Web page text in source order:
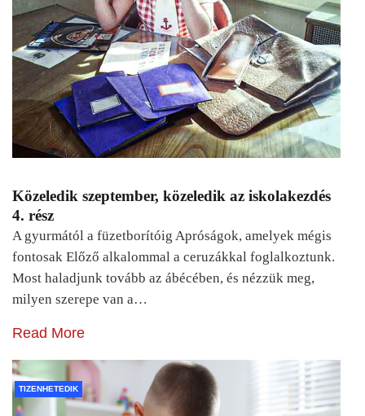
Közeledik szeptember, közeledik az iskolakezdés
4. rész
A gyurmától a füzetborítóig Apróságok, amelyek mégis
fontosak Előző alkalommal a ceruzákkal foglalkoztunk.
Most haladjunk tovább az ábécében, és nézzük meg,
milyen szerepe van a…
Read More
TIZENHETEDIK